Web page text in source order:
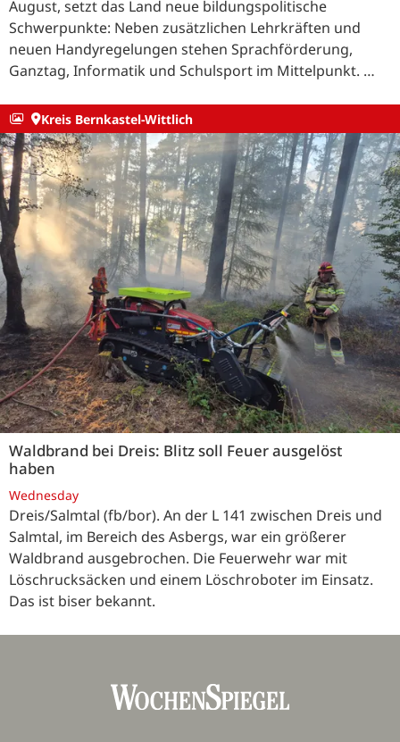
August, setzt das Land neue bildungspolitische
Schwerpunkte: Neben zusätzlichen Lehrkräften und
neuen Handyregelungen stehen Sprachförderung,
Ganztag, Informatik und Schulsport im Mittelpunkt. …
Kreis Bernkastel-Wittlich
Waldbrand bei Dreis: Blitz soll Feuer ausgelöst
haben
Wednesday
Dreis/Salmtal (fb/bor). An der L 141 zwischen Dreis und
Salmtal, im Bereich des Asbergs, war ein größerer
Waldbrand ausgebrochen. Die Feuerwehr war mit
Löschrucksäcken und einem Löschroboter im Einsatz.
Das ist biser bekannt.